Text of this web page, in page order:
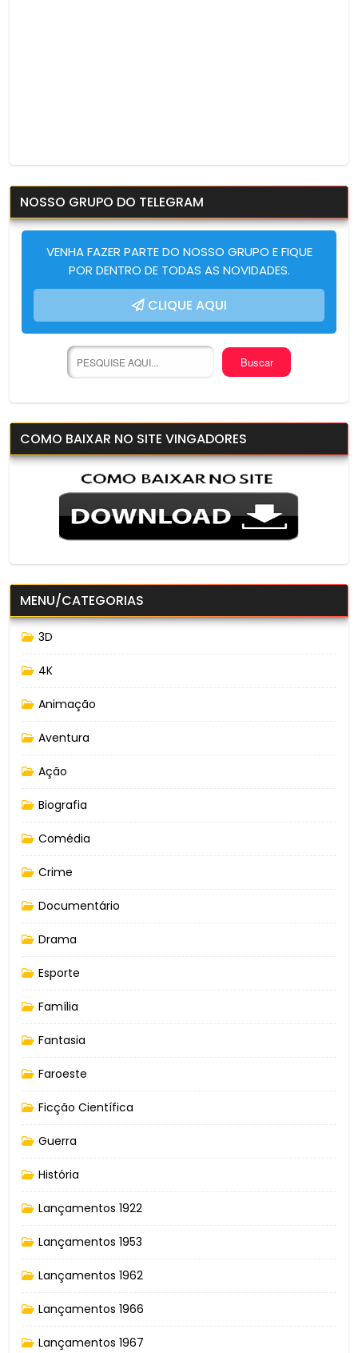
NOSSO GRUPO DO TELEGRAM
VENHA FAZER PARTE DO NOSSO GRUPO E FIQUE
POR DENTRO DE TODAS AS NOVIDADES.
CLIQUE AQUI
COMO BAIXAR NO SITE VINGADORES
MENU/CATEGORIAS
3D
4K
Animação
Aventura
Ação
Biografia
Comédia
Crime
Documentário
Drama
Esporte
Família
Fantasia
Faroeste
Ficção Científica
Guerra
História
Lançamentos 1922
Lançamentos 1953
Lançamentos 1962
Lançamentos 1966
Lançamentos 1967